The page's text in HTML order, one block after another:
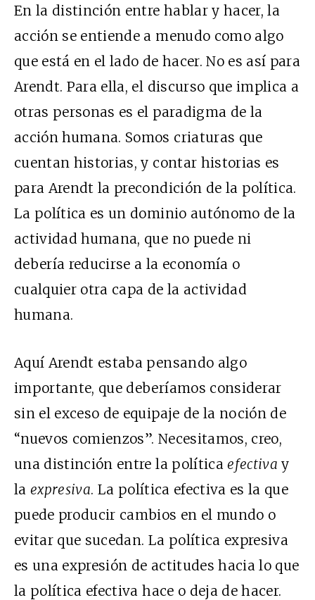
En la distinción entre hablar y hacer, la
acción se entiende a menudo como algo
que está en el lado de hacer. No es así para
Arendt. Para ella, el discurso que implica a
otras personas es el paradigma de la
acción humana. Somos criaturas que
cuentan historias, y contar historias es
para Arendt la precondición de la política.
La política es un dominio autónomo de la
actividad humana, que no puede ni
debería reducirse a la economía o
cualquier otra capa de la actividad
humana.
Aquí Arendt estaba pensando algo
importante, que deberíamos considerar
sin el exceso de equipaje de la noción de
“nuevos comienzos”. Necesitamos, creo,
una distinción entre la políticaefectiva y
laexpresiva. La política efectiva es la que
puede producir cambios en el mundo o
evitar que sucedan. La política expresiva
es una expresión de actitudes hacia lo que
la política efectiva hace o deja de hacer.